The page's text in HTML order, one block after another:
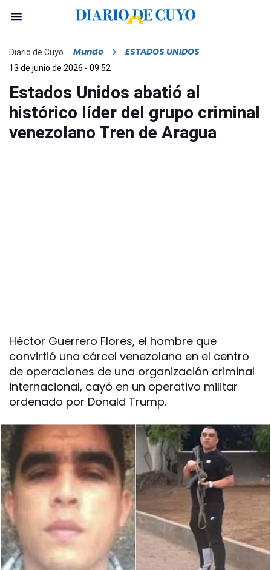
Diario de Cuyo Mundo ESTADOS UNIDOS
13 de junio de 2026 - 09:52
Estados Unidos abatió al
histórico líder del grupo criminal
venezolano Tren de Aragua
Héctor Guerrero Flores, el hombre que
convirtió una cárcel venezolana en el centro
de operaciones de una organización criminal
internacional, cayó en un operativo militar
ordenado por Donald Trump.